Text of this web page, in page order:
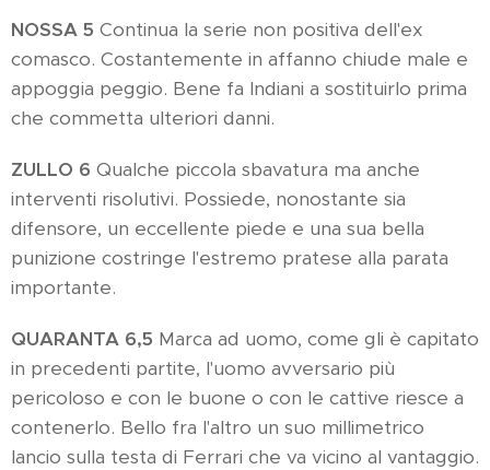
NOSSA 5 Continua la serie non positiva dell'ex
comasco. Costantemente in affanno chiude male e
appoggia peggio. Bene fa Indiani a sostituirlo prima
che commetta ulteriori danni.
ZULLO 6 Qualche piccola sbavatura ma anche
interventi risolutivi. Possiede, nonostante sia
difensore, un eccellente piede e una sua bella
punizione costringe l'estremo pratese alla parata
importante.
QUARANTA 6,5 Marca ad uomo, come gli è capitato
in precedenti partite, l'uomo avversario più
pericoloso e con le buone o con le cattive riesce a
contenerlo. Bello fra l'altro un suo millimetrico
lancio sulla testa di Ferrari che va vicino al vantaggio.